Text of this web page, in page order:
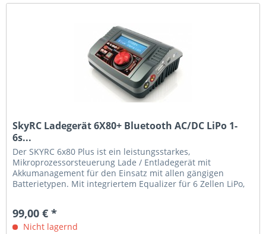
SkyRC Ladegerät 6X80+ Bluetooth AC/DC LiPo 1-
6s...
Der SKYRC 6x80 Plus ist ein leistungsstarkes,
Mikroprozessorsteuerung Lade / Entladegerät mit
Akkumanagement für den Einsatz mit allen gängigen
Batterietypen. Mit integriertem Equalizer für 6 Zellen LiPo,
99,00 € *
Nicht lagernd